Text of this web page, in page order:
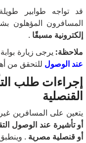
قد تواجه طوابير
المسافرون المؤهلون
إلكترونية مسبقًا .
ملاحظة: يرجى زيارة
عند الوصول للتحقق من
إجراءات طلب
القنصلية
يتعين على المسافرين غير
أو تأشيرة عند الوصول
أو قنصلية مصرية .